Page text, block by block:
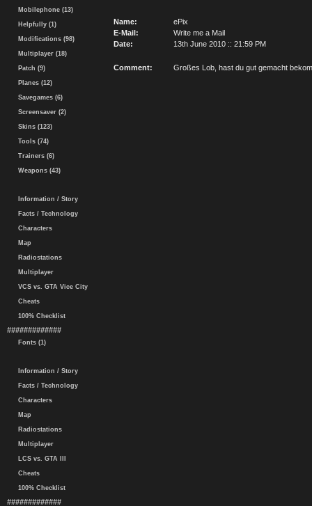
Mobilephone (13)
Helpfully (1)
Modifications (98)
Multiplayer (18)
Patch (9)
Planes (12)
Savegames (6)
Screensaver (2)
Skins (123)
Tools (74)
Trainers (6)
Weapons (43)
Information / Story
Facts / Technology
Characters
Map
Radiostations
Multiplayer
VCS vs. GTA Vice City
Cheats
100% Checklist
#############
Fonts (1)
Information / Story
Facts / Technology
Characters
Map
Radiostations
Multiplayer
LCS vs. GTA III
Cheats
100% Checklist
#############
Name:
ePix
E-Mail:
Write me a Mail
Date:
13th June 2010 :: 21:59 PM
Comment: Großes Lob, hast du gut gemacht